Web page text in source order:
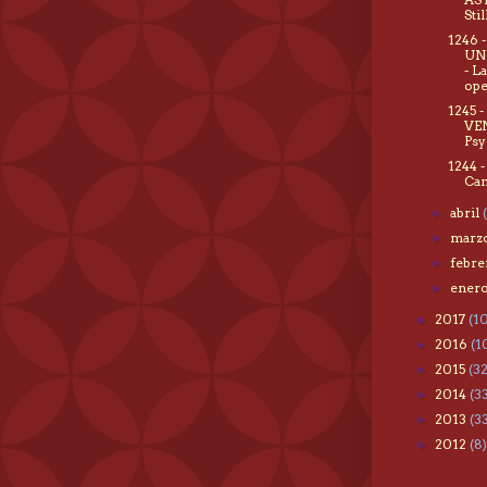
1246
-
1245
1244
►abril
►
►
►
► 2017
► 2016
► 2015
► 2014
► 2013
► 2012 (8)